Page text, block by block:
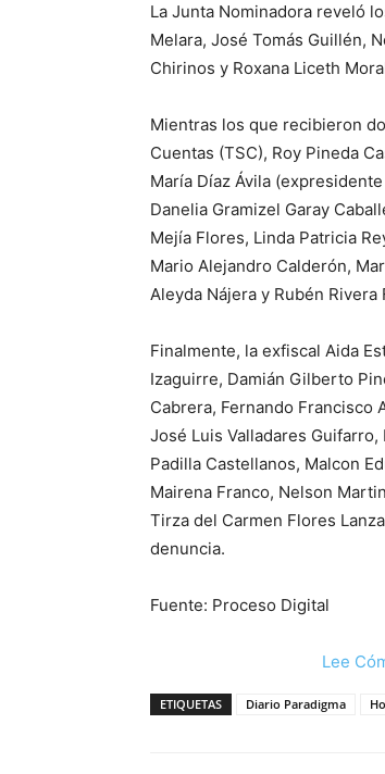
La Junta Nominadora reveló
Melara, José Tomás Guillén,
Chirinos y Roxana Liceth
Mientras los que recibieron
Cuentas (TSC), Roy Pineda
María Díaz Ávila
Danelia Gramizel Garay
Mejía Flores, Linda Patricia
Mario Alejandro Calderón,
Aleyda Nájera y Rubén Rivera
Finalmente, la exfiscal Aida
Izaguirre, Damián Gilberto
Cabrera, Fernando Francisco
José Luis Valladares
Padilla Castellanos, Malcon
Mairena Franco, Nelson
Tirza del Carmen Flores
denuncia.
Fuente: Proceso Digital
Lee
ETIQUETAS Diario Paradigma